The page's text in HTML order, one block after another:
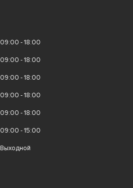
09:00 - 18:00
09:00 - 18:00
09:00 - 18:00
09:00 - 18:00
09:00 - 18:00
09:00 - 15:00
Выходной